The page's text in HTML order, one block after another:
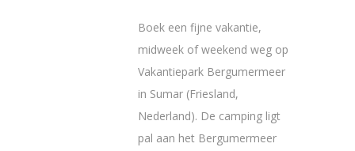
Boek een fijne vakantie,
midweek of weekend weg op
Vakantiepark Bergumermeer
in Sumar (Friesland,
Nederland). De camping ligt
pal aan het Bergumermeer